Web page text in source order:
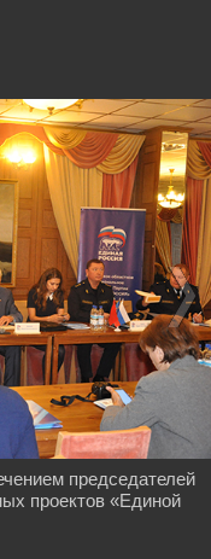
председателей
проектов «Единой